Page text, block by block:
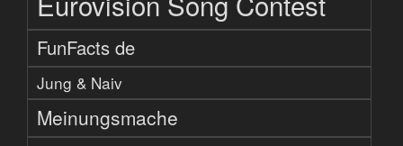
FunFacts de
Jung & Naiv
Meinungsmache